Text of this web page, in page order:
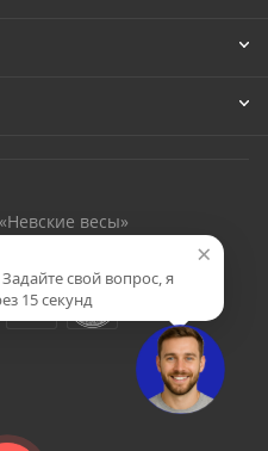
весы»
×
свой вопрос, я
15 секунд